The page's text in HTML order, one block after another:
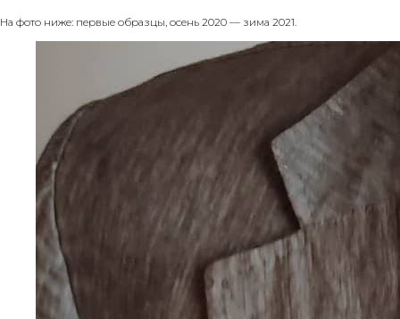
На фото ниже: первые образцы, осень 2020 — зима 2021.